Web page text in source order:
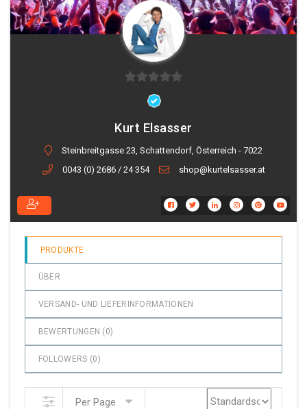
5
Kurt Elsasser
Steinbreitgasse 23, Schattendorf, Österreich - 7022
0043 (0) 2686 / 24 354
shop@kurtelsasser.at
PRODUKTE
ÜBER
VERSAND- UND LIEFERINFORMATIONEN
BEWERTUNGEN (0)
FOLLOWERS (0)
Per Page